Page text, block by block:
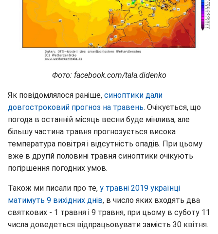
Фото: facebook.com/tala.didenko
Як повідомлялося раніше, синоптики дали
довгостроковий прогноз на травень. Очікується, що
погода в останній місяць весни буде мінлива, але
більшу частина травня прогнозується висока
температура повітря і відсутність опадів. При цьому
вже в другій половині травня синоптики очікують
погіршення погодних умов.
Також ми писали про те, у травні 2019 українці
матимуть 9 вихідних днів, в число яких входять два
святкових - 1 травня і 9 травня, при цьому в суботу 11
числа доведеться відпрацьовувати замість 30 квітня.